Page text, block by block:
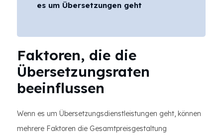
es um Übersetzungen geht
Faktoren, die die
Übersetzungsraten
beeinflussen
Wenn es um Übersetzungsdienstleistungen geht, können
mehrere Faktoren die Gesamtpreisgestaltung